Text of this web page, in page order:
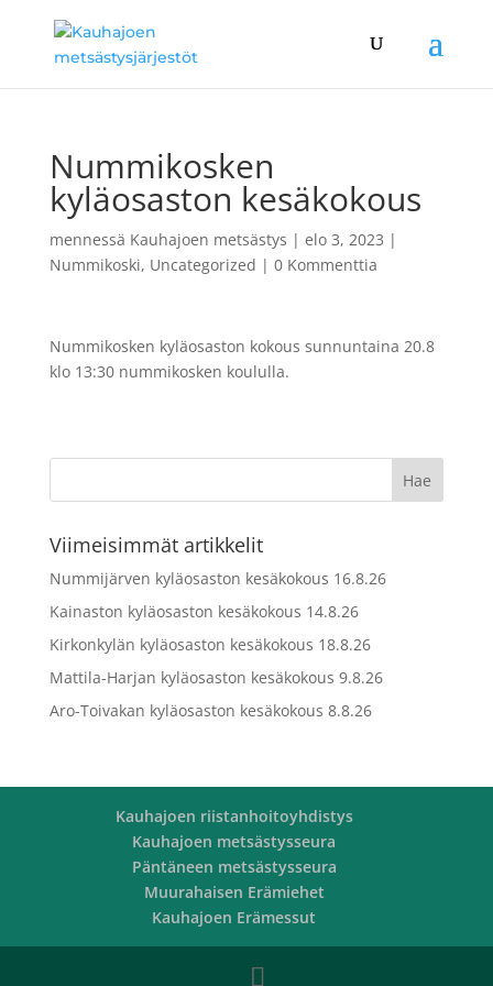
Nummikosken
kyläosaston kesäkokous
mennessä Kauhajoen metsästys | elo 3, 2023 |
Nummikoski, Uncategorized | 0 Kommenttia
Nummikosken kyläosaston kokous sunnuntaina 20.8
klo 13:30 nummikosken koululla.
Viimeisimmät artikkelit
Nummijärven kyläosaston kesäkokous 16.8.26
Kainaston kyläosaston kesäkokous 14.8.26
Kirkonkylän kyläosaston kesäkokous 18.8.26
Mattila-Harjan kyläosaston kesäkokous 9.8.26
Aro-Toivakan kyläosaston kesäkokous 8.8.26
Kauhajoen riistanhoitoyhdistys
Kauhajoen metsästysseura
Päntäneen metsästysseura
Muurahaisen Erämiehet
Kauhajoen Erämessut